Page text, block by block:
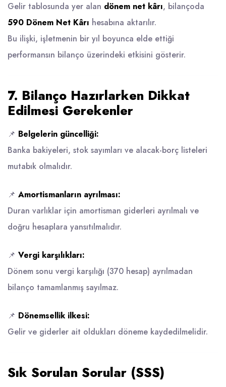
Gelir tablosunda yer alan dönem net kârı, bilançoda
590 Dönem Net Kârı hesabına aktarılır.
Bu ilişki, işletmenin bir yıl boyunca elde ettiği
performansın bilanço üzerindeki etkisini gösterir.
7. Bilanço Hazırlarken Dikkat
Edilmesi Gerekenler
📌 Belgelerin güncelliği:
Banka bakiyeleri, stok sayımları ve alacak-borç listeleri
mutabık olmalıdır.
📌 Amortismanların ayrılması:
Duran varlıklar için amortisman giderleri ayrılmalı ve
doğru hesaplara yansıtılmalıdır.
📌 Vergi karşılıkları:
Dönem sonu vergi karşılığı (370 hesap) ayrılmadan
bilanço tamamlanmış sayılmaz.
📌 Dönemsellik ilkesi:
Gelir ve giderler ait oldukları döneme kaydedilmelidir.
Sık Sorulan Sorular (SSS)